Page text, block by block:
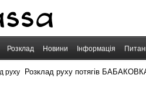
Розклад Новини Інформація
руху Розклад руху потягів